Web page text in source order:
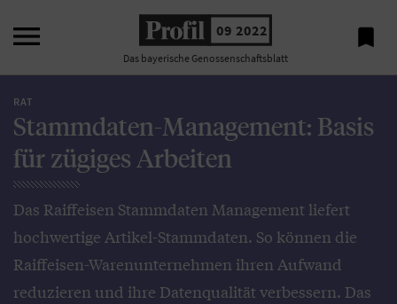
 09 2022
Das bayerische Genossenschaftsblatt

RAT
Stammdaten-Management: Basis
für zügiges Arbeiten
Das Raiffeisen Stammdaten Management liefert
hochwertige Artikel-Stammdaten. So können die
Raiffeisen-Warenunternehmen ihren Aufwand
reduzieren und ihre Datenqualität verbessern. Das